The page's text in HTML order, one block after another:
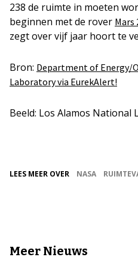
238 de ruimte in moeten
beginnen met de rover Mars
zegt over vijf jaar hoort te
Bron: Department of Energy/
Laboratory via EurekAlert!
Beeld: Los Alamos National
LEES MEER OVER NASA
Meer Nieuws